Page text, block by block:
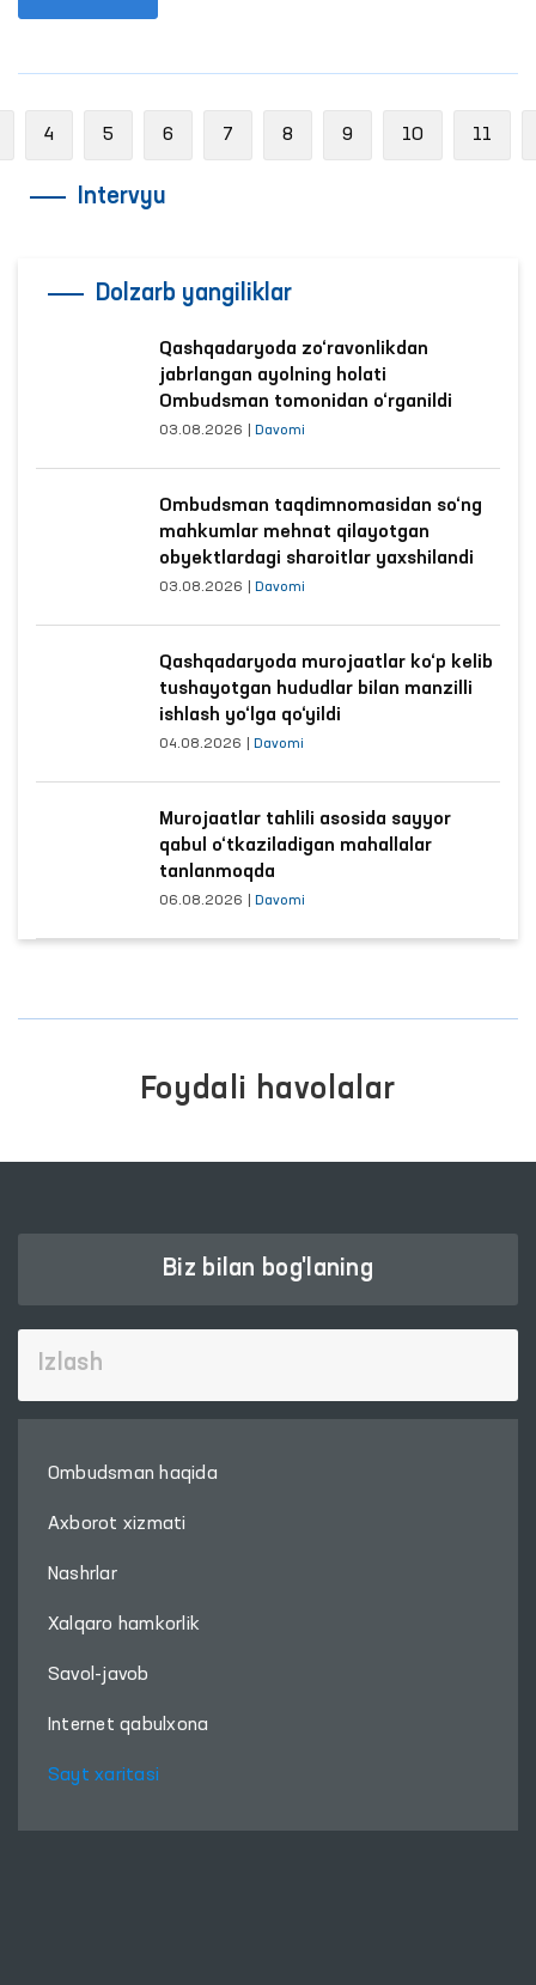
4 5 6 7 8 9 10 11
Intervyu
Dolzarb yangiliklar
Qashqadaryoda zo‘ravonlikdan
jabrlangan ayolning holati
Ombudsman tomonidan o‘rganildi
03.08.2026 Davomi
Ombudsman taqdimnomasidan so‘ng
mahkumlar mehnat qilayotgan
obyektlardagi sharoitlar yaxshilandi
03.08.2026 Davomi
Qashqadaryoda murojaatlar ko‘p kelib
tushayotgan hududlar bilan manzilli
ishlash yo‘lga qo‘yildi
04.08.2026 Davomi
Murojaatlar tahlili asosida sayyor
qabul o‘tkaziladigan mahallalar
tanlanmoqda
06.08.2026 Davomi
Foydali havolalar
Biz bilan bog'laning
Ombudsman haqida
Axborot xizmati
Nashrlar
Xalqaro hamkorlik
Savol-javob
Internet qabulxona
Sayt xaritasi